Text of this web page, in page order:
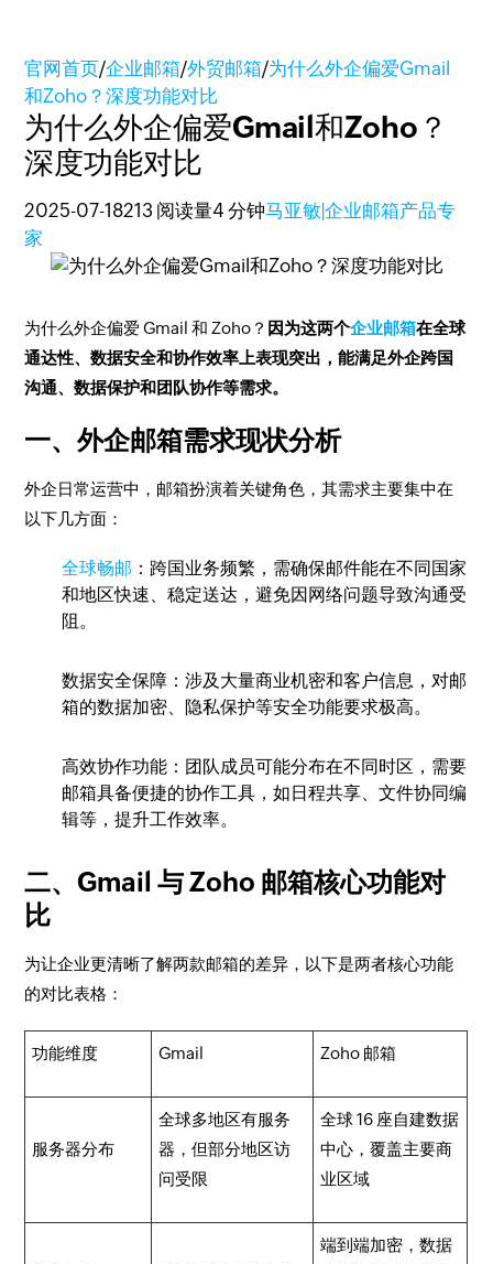
官网首页/企业邮箱/外贸邮箱/为什么外企偏爱Gmail
和Zoho？深度功能对比
为什么外企偏爱Gmail和Zoho？
深度功能对比
2025-07-18213 阅读量4 分钟马亚敏|企业邮箱产品专
家
为什么外企偏爱 Gmail 和 Zoho？ 因为这两个企业邮箱在全球
通达性、数据安全和协作效率上表现突出，能满足外企跨国
沟通、数据保护和团队协作等需求。
一、外企邮箱需求现状分析
外企日常运营中，邮箱扮演着关键角色，其需求主要集中在
以下几方面：
全球畅邮 ：跨国业务频繁，需确保邮件能在不同国家
和地区快速、稳定送达，避免因网络问题导致沟通受
阻。
数据安全保障 ：涉及大量商业机密和客户信息，对邮
箱的数据加密、隐私保护等安全功能要求极高。
高效协作功能 ：团队成员可能分布在不同时区，需要
邮箱具备便捷的协作工具，如日程共享、文件协同编
辑等，提升工作效率。
二、Gmail 与 Zoho 邮箱核心功能对
比
为让企业更清晰了解两款邮箱的差异，以下是两者核心功能
的对比表格：
功能维度 Gmail Zoho 邮箱
服务器分布
全球多地区有服务
器，但部分地区访
问受限
全球 16 座自建数据
中心，覆盖主要商
业区域
端到端加密，数据